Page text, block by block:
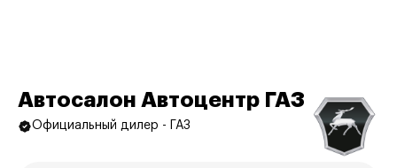
Автосалон Автоцентр ГАЗ
Официальный дилер - ГАЗ